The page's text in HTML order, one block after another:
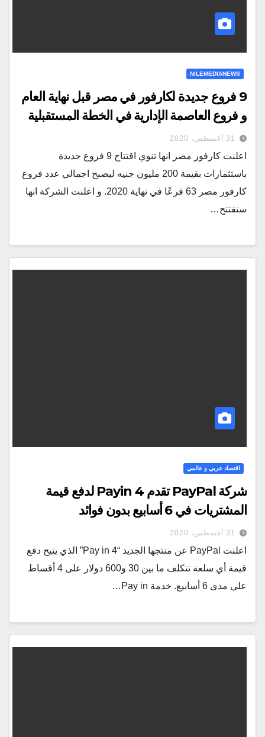
NILEMEDIANEWS
9 فروع جديدة لكارفور في مصر قبل نهاية العام
و فروع العاصمة الإدارية في الخطة المستقبلية
31 أغسطس، 2020
اعلنت كارفور مصر انها تنوي اقتتاح 9 فروع جديدة
باستثمارات بقيمة 200 مليون جنيه ليصبح اجمالي عدد فروع
كارفور مصر 63 فرعًا في نهاية 2020. و اعلنت الشركة انها
ستفتتح…
اقتصاد عربي و عالمي
شركة PayPal تقدم Payin 4 لدفع قيمة
المشتريات في 6 أسابيع بدون فوائد
31 أغسطس، 2020
اعلنت PayPal عن منتجها الجديد “Pay in 4” الذي يتيح دفع
قيمة أي سلعة تتكلف ما بين 30 و600 دولار على 4 أقساط
على مدى 6 أسابيع. خدمة Pay in…